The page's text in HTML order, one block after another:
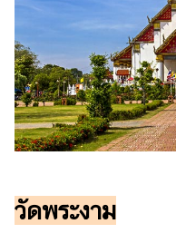
วัดพระงาม